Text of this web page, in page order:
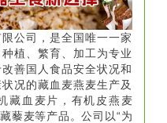
公司，是全国唯一一家
植、繁育、加工为专业
善国人食品安全状况和
况的藏血麦燕麦生产及
藏血麦片，有机皮燕麦
藜麦等产品。公司以“为